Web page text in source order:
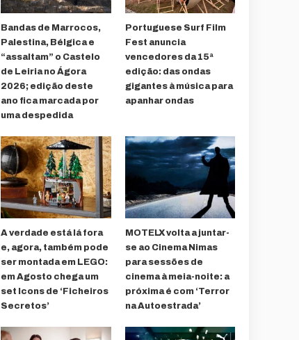
Bandas de Marrocos,
Palestina, Bélgica e
“assaltam” o Castelo
de Leiria no Ágora
2026; edição deste
ano fica marcada por
uma despedida
Portuguese Surf Film
Fest anuncia
vencedores da 15ª
edição: das ondas
gigantes à música para
apanhar ondas
A verdade está lá fora
e, agora, também pode
ser montada em LEGO:
em Agosto chega um
set Icons de ‘Ficheiros
Secretos’
MOTELX volta a juntar-
se ao Cinema Nimas
para sessões de
cinema à meia-noite: a
próxima é com ‘Terror
na Autoestrada’